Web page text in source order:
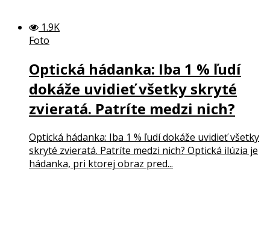
1.9K
Foto
Optická hádanka: Iba 1 % ľudí
dokáže uvidieť všetky skryté
zvieratá. Patríte medzi nich?
Optická hádanka: Iba 1 % ľudí dokáže uvidieť všetky
skryté zvieratá. Patríte medzi nich? Optická ilúzia je
hádanka, pri ktorej obraz pred...